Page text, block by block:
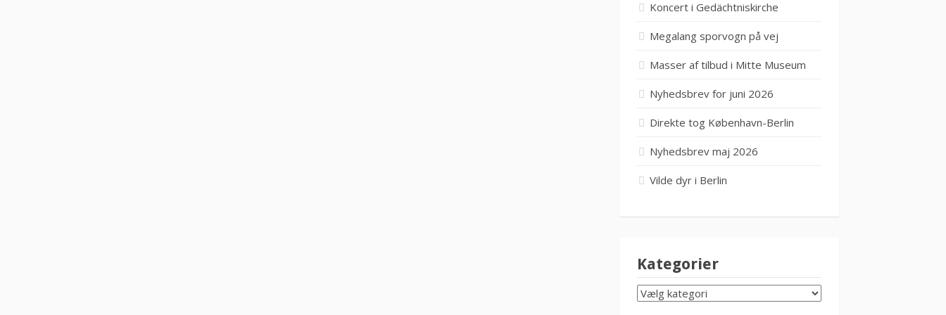
Koncert i Gedächtniskirche
Megalang sporvogn på vej
Masser af tilbud i Mitte Museum
Nyhedsbrev for juni 2026
Direkte tog København-Berlin
Nyhedsbrev maj 2026
Vilde dyr i Berlin
Kategorier
KATEGORIER